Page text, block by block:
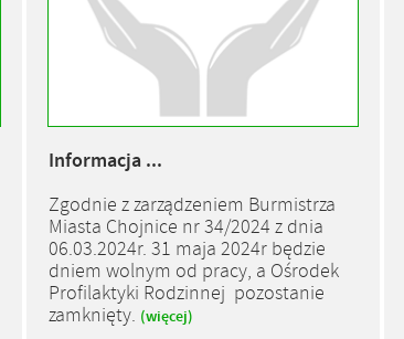
Informacja ...
Zgodnie z zarządzeniem Burmistrza
Miasta Chojnice nr 34/2024 z dnia
06.03.2024r. 31 maja 2024r będzie
dniem wolnym od pracy, a Ośrodek
Profilaktyki Rodzinnej pozostanie
zamknięty. (więcej)